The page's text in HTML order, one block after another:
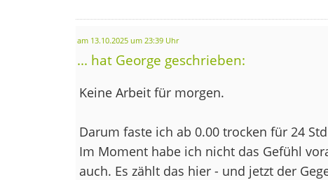
am 13.10.2025 um 23:39 Uhr
... hat George geschrieben:
Keine Arbeit für morgen.
Darum faste ich ab 0.00 trocken für 24
Im Moment habe ich nicht das Gefühl
auch. Es zählt das hier - und jetzt der